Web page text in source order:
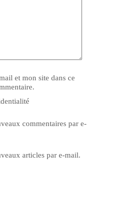
et mon site dans ce
commentaires par e-
articles par e-mail.